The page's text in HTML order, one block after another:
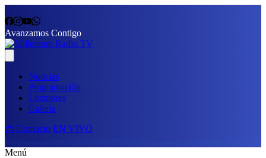
Avanzamos Contigo
Noticias
Programación
Locutores
Galería
📩 Contacto EN VIVO
Menú